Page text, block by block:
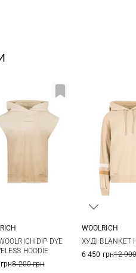
DIP DYE
HOODIE
8 200 грн
WOOLRICH
ХУДІ BLANKET
6 450 грн12